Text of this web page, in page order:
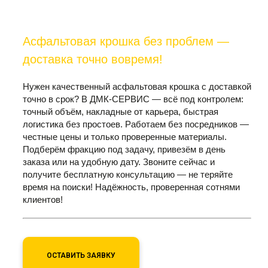
Асфальтовая крошка без проблем —
доставка точно вовремя!
Нужен качественный асфальтовая крошка с доставкой
точно в срок? В ДМК-СЕРВИС — всё под контролем:
точный объём, накладные от карьера, быстрая
логистика без простоев. Работаем без посредников —
честные цены и только проверенные материалы.
Подберём фракцию под задачу, привезём в день
заказа или на удобную дату. Звоните сейчас и
получите бесплатную консультацию — не теряйте
время на поиски! Надёжность, проверенная сотнями
клиентов!
ОСТАВИТЬ ЗАЯВКУ